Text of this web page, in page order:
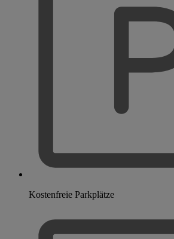
Kostenfreie Parkplätze